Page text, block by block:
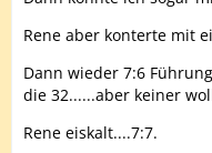
Rene aber konterte mit
Dann wieder 7:6
die 32......aber keiner
Rene eiskalt....7:7.